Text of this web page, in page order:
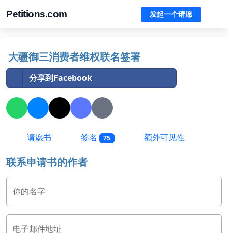
Petitions.com 发起一个请愿
大疆御三消费者维权联名签署
分享到Facebook
请愿书 签名 75 额外可见性
联系申请书的作者
你的名字
电子邮件地址